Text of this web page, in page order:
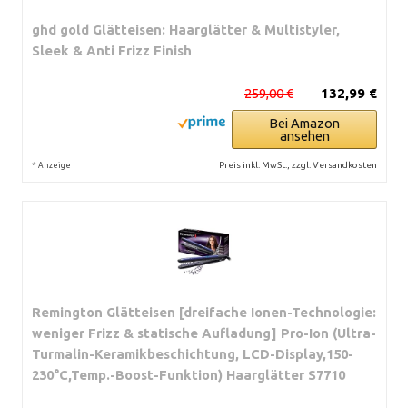
ghd gold Glätteisen: Haarglätter & Multistyler,
Sleek & Anti Frizz Finish
132,99 €
259,00 €
Bei Amazon
ansehen
* Anzeige Preis inkl. MwSt., zzgl. Versandkosten
Remington Glätteisen [dreifache Ionen-Technologie:
weniger Frizz & statische Aufladung] Pro-Ion (Ultra-
Turmalin-Keramikbeschichtung, LCD-Display,150-
230°C,Temp.-Boost-Funktion) Haarglätter S7710